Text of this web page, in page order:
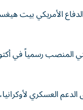
الدفاع الأمريكي بيت
المنصب رسمياً في
البرية وتنسيق الدعم العسكري